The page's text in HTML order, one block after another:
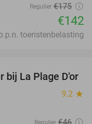
Regulier €175
€142
toeristenbelasting
49%
bij La Plage D'or
9.2 star
Regulier